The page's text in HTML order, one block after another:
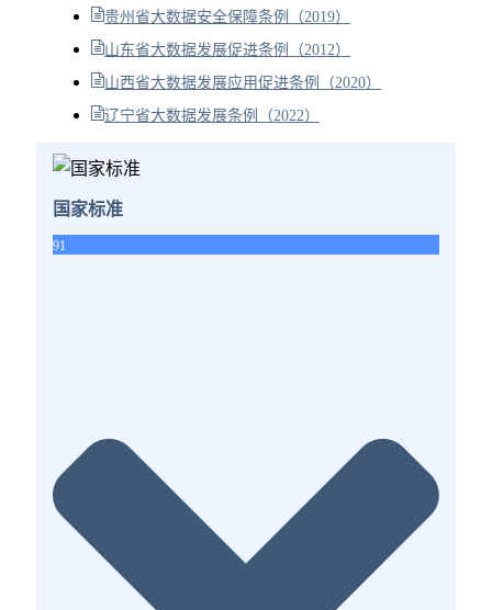
贵州省大数据安全保障条例（2019）
山东省大数据发展促进条例（2012）
山西省大数据发展应用促进条例（2020）
辽宁省大数据发展条例（2022）
国家标准
91